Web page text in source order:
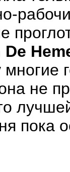
не
пока